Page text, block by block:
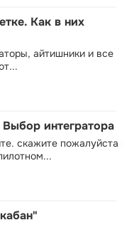
Как в них
айтишники и все
интегратора
скажите пожалуйста